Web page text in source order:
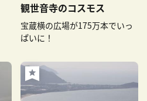
観世音寺のコスモス
宝蔵横の広場が175万本でいっ
ぱいに！